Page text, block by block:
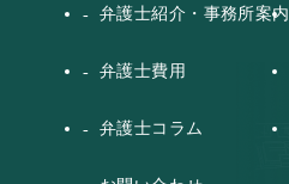
弁護士紹介・事務所案内
弁護士費用
弁護士コラム